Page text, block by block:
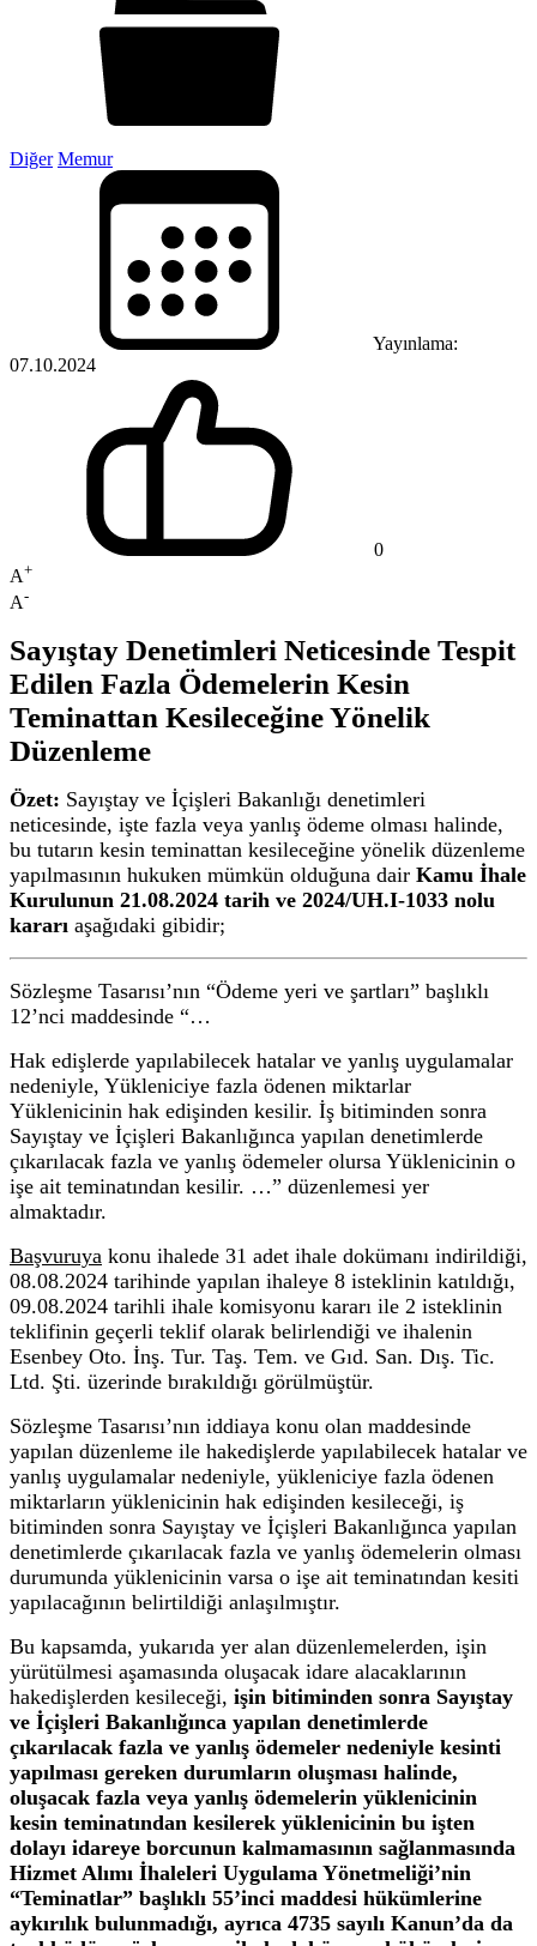
Diğer Memur
Yayınlama:
07.10.2024
0
A+
A-
Sayıştay Denetimleri Neticesinde Tespit
Edilen Fazla Ödemelerin Kesin
Teminattan Kesileceğine Yönelik
Düzenleme
Özet: Sayıştay ve İçişleri Bakanlığı denetimleri
neticesinde, işte fazla veya yanlış ödeme olması halinde,
bu tutarın kesin teminattan kesileceğine yönelik düzenleme
yapılmasının hukuken mümkün olduğuna dair Kamu İhale
Kurulunun 21.08.2024 tarih ve 2024/UH.I-1033 nolu
kararı aşağıdaki gibidir;
Sözleşme Tasarısı’nın “Ödeme yeri ve şartları” başlıklı
12’nci maddesinde “…
Hak edişlerde yapılabilecek hatalar ve yanlış uygulamalar
nedeniyle, Yükleniciye fazla ödenen miktarlar
Yüklenicinin hak edişinden kesilir. İş bitiminden sonra
Sayıştay ve İçişleri Bakanlığınca yapılan denetimlerde
çıkarılacak fazla ve yanlış ödemeler olursa Yüklenicinin o
işe ait teminatından kesilir. …” düzenlemesi yer
almaktadır.
Başvuruya konu ihalede 31 adet ihale dokümanı indirildiği,
08.08.2024 tarihinde yapılan ihaleye 8 isteklinin katıldığı,
09.08.2024 tarihli ihale komisyonu kararı ile 2 isteklinin
teklifinin geçerli teklif olarak belirlendiği ve ihalenin
Esenbey Oto. İnş. Tur. Taş. Tem. ve Gıd. San. Dış. Tic.
Ltd. Şti. üzerinde bırakıldığı görülmüştür.
Sözleşme Tasarısı’nın iddiaya konu olan maddesinde
yapılan düzenleme ile hakedişlerde yapılabilecek hatalar ve
yanlış uygulamalar nedeniyle, yükleniciye fazla ödenen
miktarların yüklenicinin hak edişinden kesileceği, iş
bitiminden sonra Sayıştay ve İçişleri Bakanlığınca yapılan
denetimlerde çıkarılacak fazla ve yanlış ödemelerin olması
durumunda yüklenicinin varsa o işe ait teminatından kesiti
yapılacağının belirtildiği anlaşılmıştır.
Bu kapsamda, yukarıda yer alan düzenlemelerden, işin
yürütülmesi aşamasında oluşacak idare alacaklarının
hakedişlerden kesileceği, işin bitiminden sonra Sayıştay
ve İçişleri Bakanlığınca yapılan denetimlerde
çıkarılacak fazla ve yanlış ödemeler nedeniyle kesinti
yapılması gereken durumların oluşması halinde,
oluşacak fazla veya yanlış ödemelerin yüklenicinin
kesin teminatından kesilerek yüklenicinin bu işten
dolayı idareye borcunun kalmamasının sağlanmasında
Hizmet Alımı İhaleleri Uygulama Yönetmeliği’nin
“Teminatlar” başlıklı 55’inci maddesi hükümlerine
aykırılık bulunmadığı, ayrıca 4735 sayılı Kanun’da da